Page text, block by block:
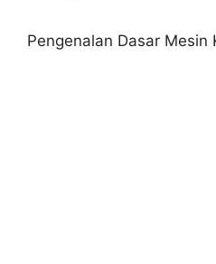
Pengenalan Dasar Mesin